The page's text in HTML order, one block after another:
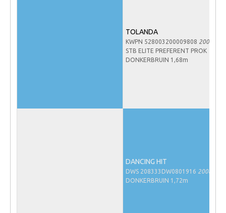
Informatie aan je paard of pony toevoegen
TOLANDA
KWPN 528003200009808 2000
STB ELITE PREFERENT PROK
DONKERBRUIN 1,68m
DANCING HIT
DWS 208333DW0801916 2008
DONKERBRUIN 1,72m